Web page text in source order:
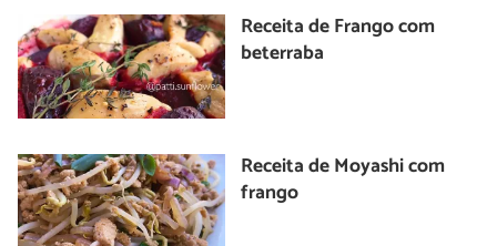
Receita de Frango com
beterraba
Receita de Moyashi com
frango